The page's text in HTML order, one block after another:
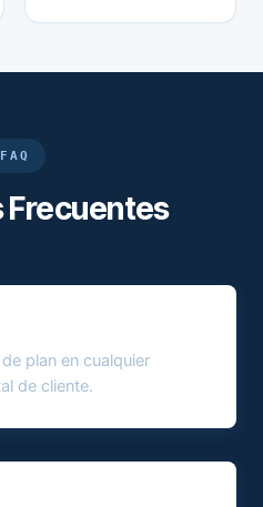
FAQ
Frecuentes
plan en cualquier
de cliente.